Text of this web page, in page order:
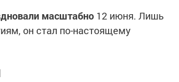
масштабно 12 июня. Лишь
он стал по-настоящему